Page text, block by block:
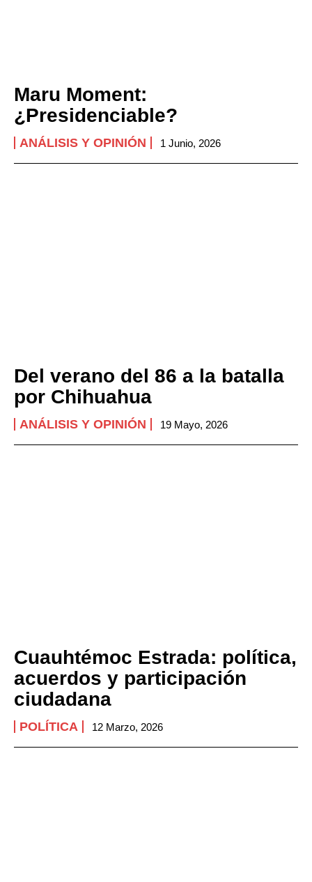
Maru Moment:
¿Presidenciable?
ANÁLISIS Y OPINIÓN 1 Junio, 2026
Del verano del 86 a la batalla
por Chihuahua
ANÁLISIS Y OPINIÓN 19 Mayo, 2026
Cuauhtémoc Estrada: política,
acuerdos y participación
ciudadana
POLÍTICA 12 Marzo, 2026